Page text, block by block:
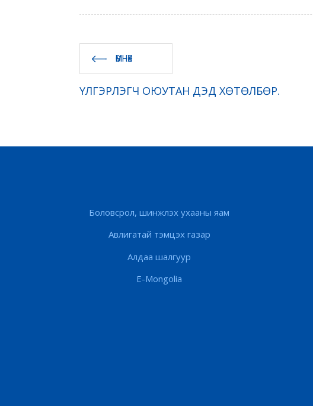
ӨМНӨХ
ҮЛГЭРЛЭГЧ ОЮУТАН ДЭД ХӨТӨЛБӨР.
Боловсрол, шинжлэх ухааны яам
Авлигатай тэмцэх газар
Алдаа шалгуур
E-Mongolia